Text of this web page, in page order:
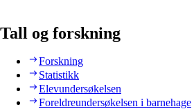
Tall og forskning
Forskning
Statistikk
Elevundersøkelsen
Foreldreundersøkelsen i barnehage